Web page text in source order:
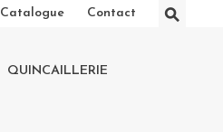
Catalogue Contact ⚲
QUINCAILLERIE